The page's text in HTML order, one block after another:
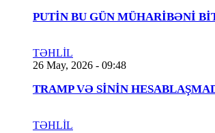
PUTİN BU GÜN MÜHARİBƏNİ
TƏHLİL
26 May, 2026 - 09:48
TRAMP VƏ SİNİN
TƏHLİL